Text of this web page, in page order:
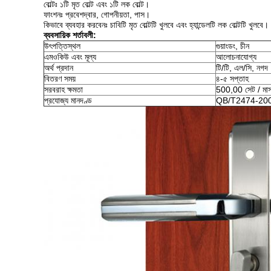
বোল্টঃ ১টি মৃত বোল্ট এবং ১টি লক বোল্ট।
ফাংশনঃ প্রবেশদ্বার, গোপনীয়তা, পাস।
কিভাবে ব্যবহার করবেনঃ চাবিটি মৃত বোল্টটি খুলবে এবং হ্যান্ডেলটি লক বোল্টটি খুলবে।
ব্যবসায়িক শর্তাবলী:
উৎপত্তিস্থল
গুয়াংডং, চীন
এমওকিউ এবং মূল্য
আলোচনাযোগ্য
অর্থ প্রদান
টি/টি, এল/সি, নগদ
বিতরণ সময়
৪-৫ সপ্তাহ
সরবরাহ ক্ষমতা
500,00 সেট /
প্রযোজ্য মানদণ্ড
QB/T2474-